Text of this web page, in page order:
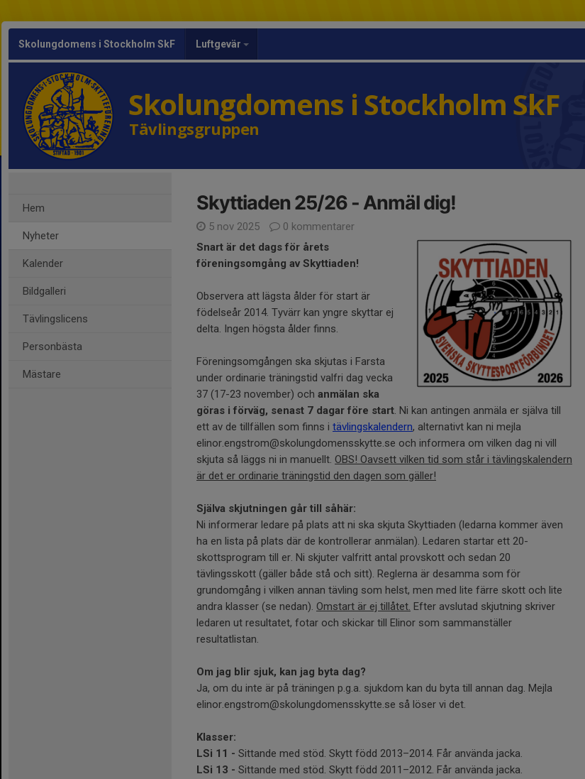
Skolungdomens i Stockholm SkF Luftgevär
Skolungdomens i Stockholm SkF
Tävlingsgruppen
Hem
Nyheter
Kalender
Bildgalleri
Tävlingslicens
Personbästa
Mästare
Skyttiaden 25/26 - Anmäl dig!
5 nov 2025
0 kommentarer
Snart är det dags för årets
föreningsomgång av Skyttiaden!
Observera att lägsta ålder för start är
födelseår 2014. Tyvärr kan yngre skyttar ej
delta. Ingen högsta ålder finns.
Föreningsomgången ska skjutas i Farsta
under ordinarie träningstid valfri dag vecka
37 (17-23 november) och anmälan ska
göras i förväg, senast 7 dagar före start. Ni kan antingen anmäla er själva till
ett av de tillfällen som finns i tävlingskalendern, alternativt kan ni mejla
elinor.engstrom@skolungdomensskytte.se och informera om vilken dag ni vill
skjuta så läggs ni in manuellt. OBS! Oavsett vilken tid som står i tävlingskalendern
är det er ordinarie träningstid den dagen som gäller!
Själva skjutningen går till såhär:
Ni informerar ledare på plats att ni ska skjuta Skyttiaden (ledarna kommer även
ha en lista på plats där de kontrollerar anmälan). Ledaren startar ett 20-
skottsprogram till er. Ni skjuter valfritt antal provskott och sedan 20
tävlingsskott (gäller både stå och sitt). Reglerna är desamma som för
grundomgång i vilken annan tävling som helst, men med lite färre skott och lite
andra klasser (se nedan). Omstart är ej tillåtet. Efter avslutad skjutning skriver
ledaren ut resultatet, fotar och skickar till Elinor som sammanställer
resultatlistan.
Om jag blir sjuk, kan jag byta dag?
Ja, om du inte är på träningen p.g.a. sjukdom kan du byta till annan dag. Mejla
elinor.engstrom@skolungdomensskytte.se så löser vi det.
Klasser:
LSi 11 - Sittande med stöd. Skytt född 2013–2014. Får använda jacka.
LSi 13 - Sittande med stöd. Skytt född 2011–2012. Får använda jacka.